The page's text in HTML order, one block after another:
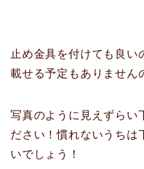
止め金具を付けても良い
載せる予定もありません
写真のように見えずらい
ださい！慣れないうちは
いでしょう！